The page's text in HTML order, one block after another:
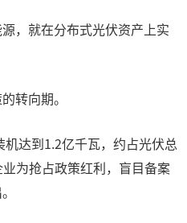
，就在分布式光伏资产上实
转向期。
达到1.2亿千瓦，约占光伏总
为抢占政策红利，盲目备案